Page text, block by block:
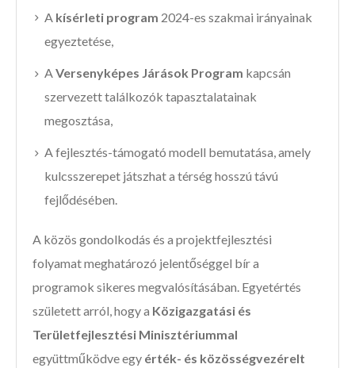
A kísérleti program 2024-es szakmai irányainak
egyeztetése,
AVersenyképes Járások Program kapcsán
szervezett találkozók tapasztalatainak
megosztása,
A fejlesztés-támogató modell bemutatása, amely
kulcsszerepet játszhat a térség hosszú távú
fejlődésében.
A közös gondolkodás és a projektfejlesztési
folyamat meghatározó jelentőséggel bír a
programok sikeres megvalósításában. Egyetértés
született arról, hogy a Közigazgatási és
Területfejlesztési Minisztériummal
együttműködve egy érték- és közösségvezérelt